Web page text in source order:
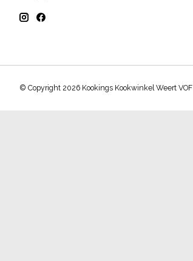
© Copyright 2026 Kookings Kookwinkel Weert VOF